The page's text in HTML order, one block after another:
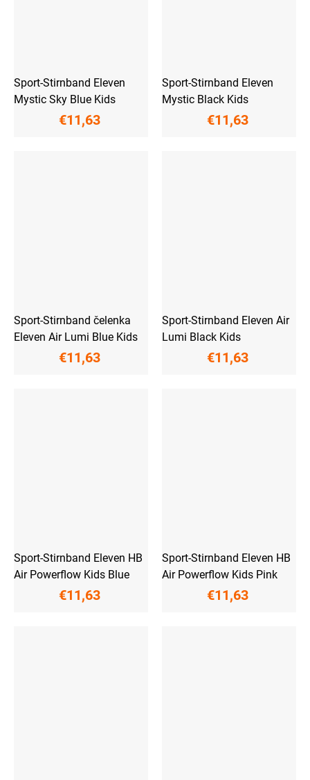
Sport-Stirnband Eleven
Mystic Sky Blue Kids
€11,63
Sport-Stirnband Eleven
Mystic Black Kids
€11,63
Sport-Stirnband čelenka
Eleven Air Lumi Blue Kids
€11,63
Sport-Stirnband Eleven Air
Lumi Black Kids
€11,63
Sport-Stirnband Eleven HB
Air Powerflow Kids Blue
€11,63
Sport-Stirnband Eleven HB
Air Powerflow Kids Pink
€11,63